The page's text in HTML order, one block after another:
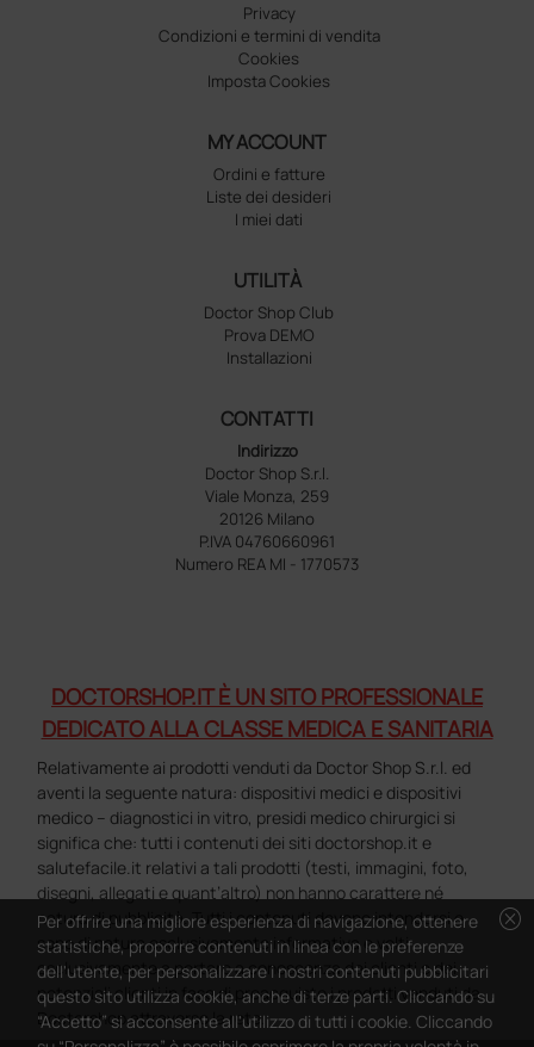
Privacy
Condizioni e termini di vendita
Cookies
Imposta Cookies
MY ACCOUNT
Ordini e fatture
Liste dei desideri
I miei dati
UTILITÀ
Doctor Shop Club
Prova DEMO
Installazioni
CONTATTI
Indirizzo
Doctor Shop S.r.l.
Viale Monza, 259
20126 Milano
P.IVA 04760660961
Numero REA MI - 1770573
DOCTORSHOP.IT È UN SITO PROFESSIONALE
DEDICATO ALLA CLASSE MEDICA E SANITARIA
Relativamente ai prodotti venduti da Doctor Shop S.r.l. ed
aventi la seguente natura: dispositivi medici e dispositivi
medico – diagnostici in vitro, presidi medico chirurgici si
significa che: tutti i contenuti dei siti doctorshop.it e
salutefacile.it relativi a tali prodotti (testi, immagini, foto,
disegni, allegati e quant’altro) non hanno carattere né
natura di pubblicità. Tutti i contenuti devono intendersi e
sono di natura esclusivamente informativa e volti
esclusivamente a portare a conoscenza dei clienti e dei
potenziali clienti in fase di preacquisto i prodotti venduti da
Doctorshop attraverso la rete.
cancel
Per offrire una migliore esperienza di navigazione, ottenere
statistiche, proporre contenuti in linea con le preferenze
dell'utente, per personalizzare i nostri contenuti pubblicitari
questo sito utilizza cookie, anche di terze parti. Cliccando su
“Accetto” si acconsente all'utilizzo di tutti i cookie. Cliccando